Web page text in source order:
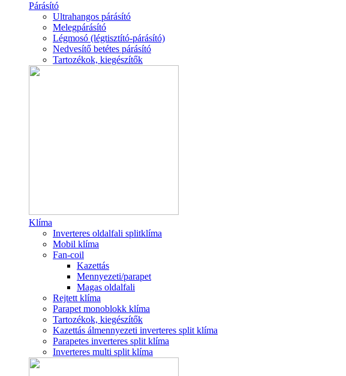
Párásító
Ultrahangos párásító
Melegpárásító
Légmosó (légtisztító-párásító)
Nedvesítő betétes párásító
Tartozékok, kiegészítők
Klíma
Inverteres oldalfali splitklíma
Mobil klíma
Fan-coil
Kazettás
Mennyezeti/parapet
Magas oldalfali
Rejtett klíma
Parapet monoblokk klíma
Tartozékok, kiegészítők
Kazettás álmennyezeti inverteres split klíma
Parapetes inverteres split klíma
Inverteres multi split klíma